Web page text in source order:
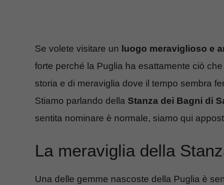
Se volete visitare un luogo meraviglioso e
forte perché la Puglia ha esattamente ciò
storia e di meraviglia dove il tempo sembra
Stiamo parlando della Stanza dei Bagni di
sentita nominare è normale, siamo qui
La meraviglia della
Una delle gemme nascoste della Puglia è